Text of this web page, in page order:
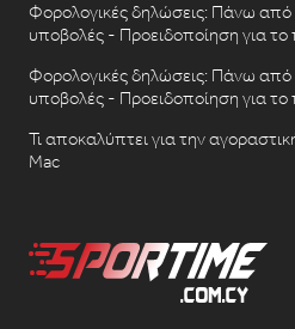
Φορολογικές δηλώσεις: Πάνω από
υποβολές - Προειδοποίηση για
Φορολογικές δηλώσεις: Πάνω από
υποβολές - Προειδοποίηση για
Τι αποκαλύπτει για την
Mac